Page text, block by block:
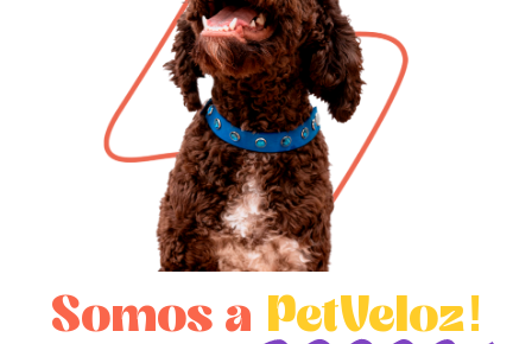
Somos a PetVeloz!